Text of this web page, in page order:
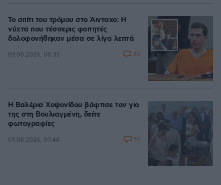
Το σπίτι του τρόμου στο Άινταχο: Η
νύχτα που τέσσερις φοιτητές
δολοφονήθηκαν μέσα σε λίγα λεπτά
09.08.2026, 08:33 25
Η Βαλέρια Χοψονίδου βάφτισε τον γιο
της στη Βουλιαγμένη, δείτε
φωτογραφίες
09.08.2026, 09:44 10